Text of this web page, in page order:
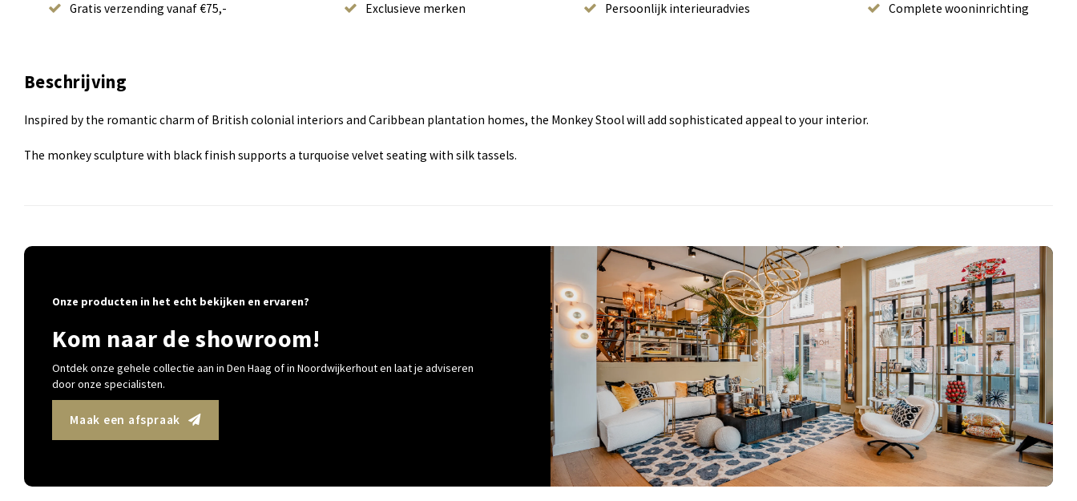
Gratis verzending vanaf €75,- Exclusieve merken Persoonlijk interieuradvies Complete wooninrichting
Beschrijving
Inspired by the romantic charm of British colonial interiors and Caribbean plantation homes, the Monkey Stool will add sophisticated appeal to your interior.
The monkey sculpture with black finish supports a turquoise velvet seating with silk tassels.
Onze producten in het echt bekijken en ervaren?
Kom naar de showroom!
Ontdek onze gehele collectie aan in Den Haag of in Noordwijkerhout en laat je adviseren
door onze specialisten.
Maak een afspraak